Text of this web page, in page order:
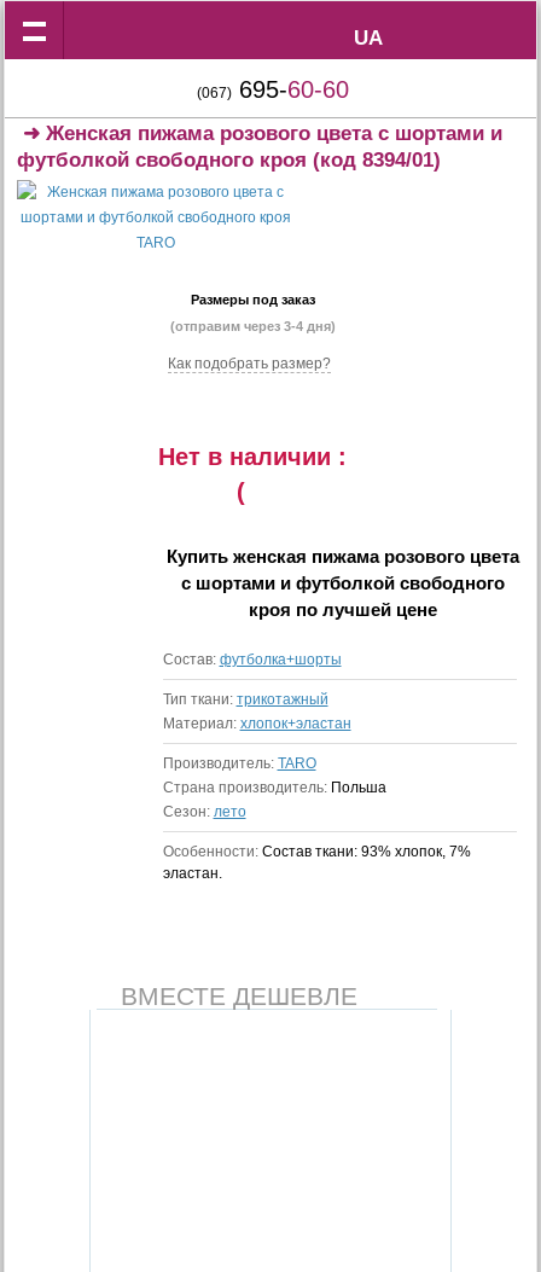
UA
UA
(067) 695-60-60
➜Женская пижама розового цвета с шортами и
футболкой свободного кроя (код 8394/01)
Размеры под заказ
(отправим через 3-4 дня)
Как подобрать размер?
Нет в наличии :
(
Купить женская пижама розового цвета
с шортами и футболкой свободного
кроя по лучшей цене
Состав: футболка+шорты
Тип ткани: трикотажный
Материал: хлопок+эластан
Производитель: TARO
Страна производитель: Польша
Сезон: лето
Особенности: Состав ткани: 93% хлопок, 7%
эластан.
ВМЕСТЕ ДЕШЕВЛЕ